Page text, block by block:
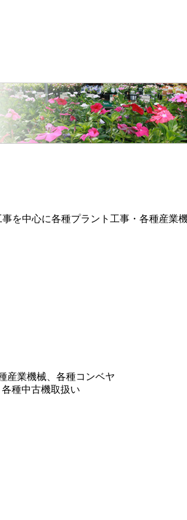
を中心に各種プラント工事・各種産業
産業機械、各種コンベヤ
種中古機取扱い